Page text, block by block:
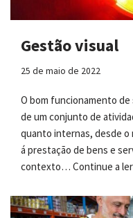
Gestão visual
25 de maio de 2022
O bom funcionamento
de um conjunto de
quanto internas, desde
á prestação de bens e
contexto… Continue a